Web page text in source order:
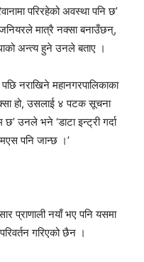
परिरहेको अवस्था पनि छ’
मात्रै नक्सा बनाउँछन्,
अन्त्य हुने उनले बताए ।
नराखिने महानगरपालिकाका
हो, उसलाई ४ पटक सूचना
उनले भने ‘डाटा इन्ट्री गर्दा
पनि जान्छ ।’
प्राणाली नयाँ भए पनि यसमा
गरिएको छैन ।